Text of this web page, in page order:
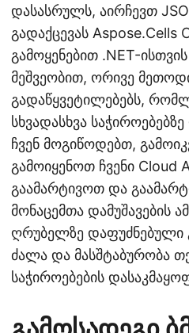
დასასრულს, აირჩევთ
გადაქცევას Aspose.Cells
გამოყენებით .NET-
მეშვეობით, ორივე
გადაწყვეტილებებს,
სხვადასხვა
ჩვენ მოგიწოდებთ,
გამოიყენოთ ჩვენი Cloud
გაამარტივოთ და
მონაცემთა დამუშავების
ღრუბელზე დაფუძნებული
ძალა და მასშტაბურობა
საჭიროებების